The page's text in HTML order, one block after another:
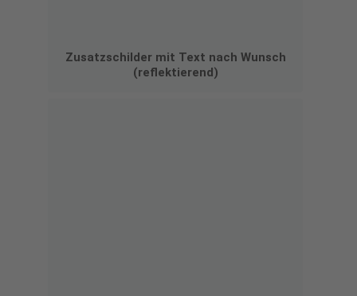
Zusatzschilder mit Text nach Wunsch
(reflektierend)